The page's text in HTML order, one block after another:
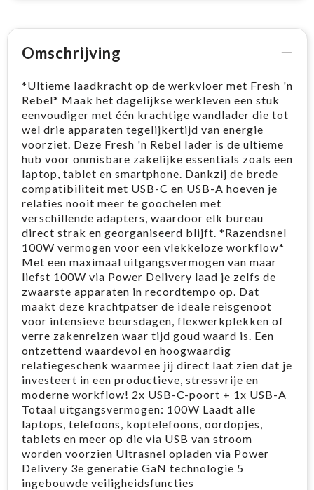
Omschrijving
*Ultieme laadkracht op de werkvloer met Fresh 'n
Rebel* Maak het dagelijkse werkleven een stuk
eenvoudiger met één krachtige wandlader die tot
wel drie apparaten tegelijkertijd van energie
voorziet. Deze Fresh 'n Rebel lader is de ultieme
hub voor onmisbare zakelijke essentials zoals een
laptop, tablet en smartphone. Dankzij de brede
compatibiliteit met USB-C en USB-A hoeven je
relaties nooit meer te goochelen met
verschillende adapters, waardoor elk bureau
direct strak en georganiseerd blijft. *Razendsnel
100W vermogen voor een vlekkeloze workflow*
Met een maximaal uitgangsvermogen van maar
liefst 100W via Power Delivery laad je zelfs de
zwaarste apparaten in recordtempo op. Dat
maakt deze krachtpatser de ideale reisgenoot
voor intensieve beursdagen, flexwerkplekken of
verre zakenreizen waar tijd goud waard is. Een
ontzettend waardevol en hoogwaardig
relatiegeschenk waarmee jij direct laat zien dat je
investeert in een productieve, stressvrije en
moderne workflow! 2x USB-C-poort + 1x USB-A
Totaal uitgangsvermogen: 100W Laadt alle
laptops, telefoons, koptelefoons, oordopjes,
tablets en meer op die via USB van stroom
worden voorzien Ultrasnel opladen via Power
Delivery 3e generatie GaN technologie 5
ingebouwde veiligheidsfuncties